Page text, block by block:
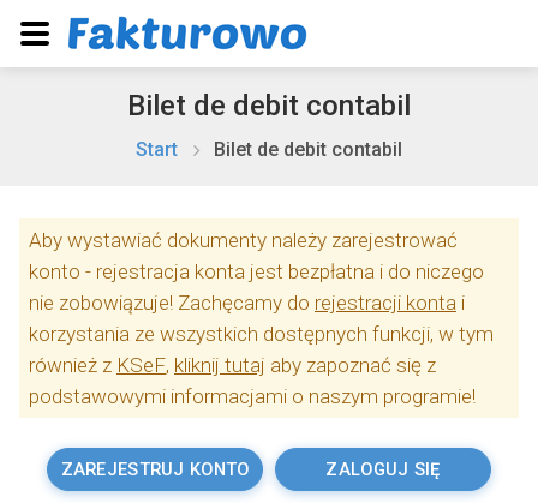
Bilet de debit contabil
Start Bilet de debit contabil
Aby wystawiać dokumenty należy zarejestrować
konto - rejestracja konta jest bezpłatna i do niczego
nie zobowiązuje! Zachęcamy do rejestracji konta i
korzystania ze wszystkich dostępnych funkcji, w tym
również z KSeF, kliknij tutaj aby zapoznać się z
podstawowymi informacjami o naszym programie!
ZAREJESTRUJ KONTO ZALOGUJ SIĘ